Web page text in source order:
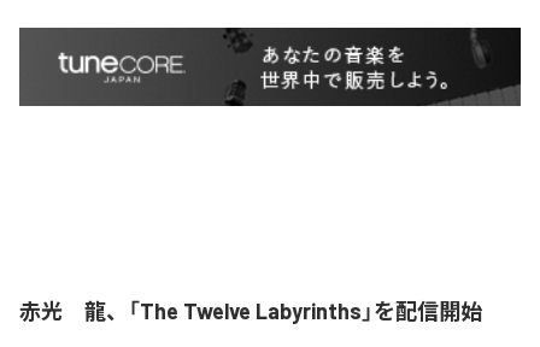
赤光 龍、「The Twelve Labyrinths」を配信開始